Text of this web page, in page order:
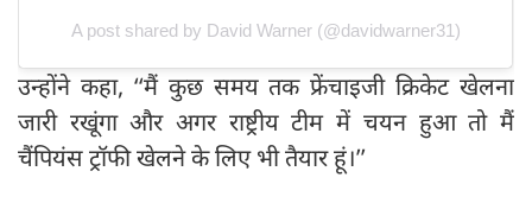
A post shared by David Warner (@davidwarner31)
उन्होंने कहा, ‘‘मैं कुछ समय तक फ्रेंचाइजी क्रिकेट खेलना
जारी रखूंगा और अगर राष्ट्रीय टीम में चयन हुआ तो मैं
चैंपियंस ट्रॉफी खेलने के लिए भी तैयार हूं।’’